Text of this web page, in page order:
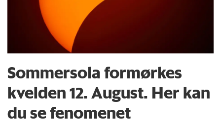
Sommersola formørkes
kvelden 12. August. Her kan
du se fenomenet